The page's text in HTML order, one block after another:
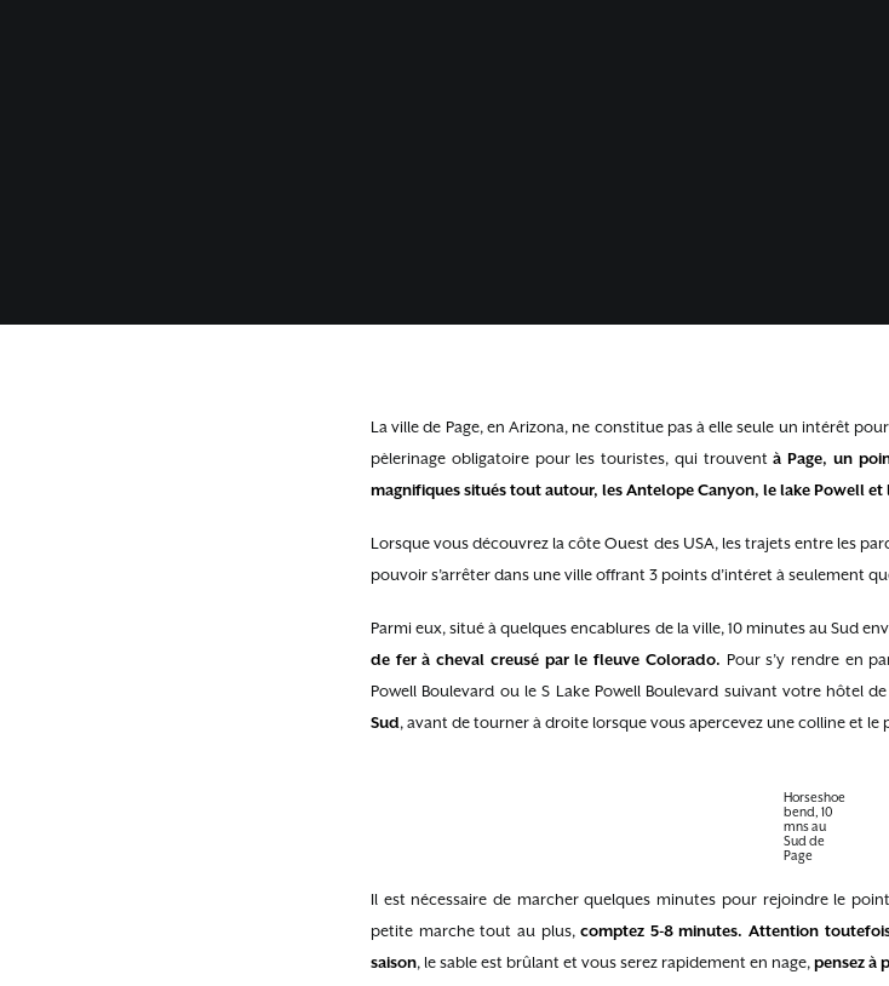
La ville de Page, en Arizona, ne constitue pas à elle seule un intérêt
pèlerinage obligatoire pour les touristes, qui trouventà Page, un
magnifiques situés tout autour, les Antelope Canyon, le lake Powell et
Lorsque vous découvrez la côte Ouest des USA, les trajets entre les
pouvoir s’arrêter dans une ville offrant 3 points d’intéret à seulement
Parmi eux, situé à quelques encablures de la ville, 10 minutes au Sud
de fer à cheval creusé par le fleuve Colorado. Pour s’y rendre en
Powell Boulevard ou le S Lake Powell Boulevard suivant votre hôtel
Sud, avant de tourner à droite lorsque vous apercevez une colline et le
Horseshoe
bend, 10
mns au
Sud de
Page
Il est nécessaire de marcher quelques minutes pour rejoindre le
petite marche tout au plus,comptez 5-8 minutes. Attention
saison, le sable est brûlant et vous serez rapidement en nage, pensez à